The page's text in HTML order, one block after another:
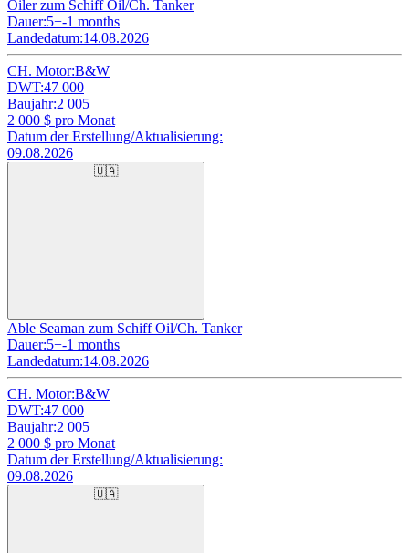
Oiler zum Schiff Oil/Ch. Tanker
Dauer:5+-1 months
Landedatum:14.08.2026
CH. Motor:B&W
DWT:47 000
Baujahr:2 005
2 000 $ pro Monat
Datum der Erstellung/Aktualisierung:
09.08.2026
🇺🇦
Able Seaman zum Schiff Oil/Ch. Tanker
Dauer:5+-1 months
Landedatum:14.08.2026
CH. Motor:B&W
DWT:47 000
Baujahr:2 005
2 000 $ pro Monat
Datum der Erstellung/Aktualisierung:
09.08.2026
🇺🇦